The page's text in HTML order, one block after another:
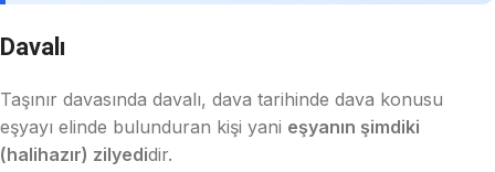
Davalı
Taşınır davasında davalı, dava tarihinde dava konusu
eşyayı elinde bulunduran kişi yani eşyanın şimdiki
(halihazır) zilyedidir.